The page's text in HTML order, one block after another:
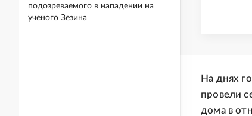
На днях
провели
дома в
подозреваемого в нападении на
ученого Зезина